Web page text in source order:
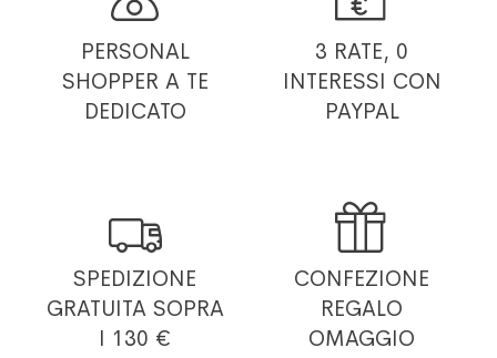
PERSONAL
SHOPPER A TE
DEDICATO
3 RATE, 0
INTERESSI CON
PAYPAL

SPEDIZIONE
GRATUITA SOPRA
I 130 €

CONFEZIONE
REGALO
OMAGGIO